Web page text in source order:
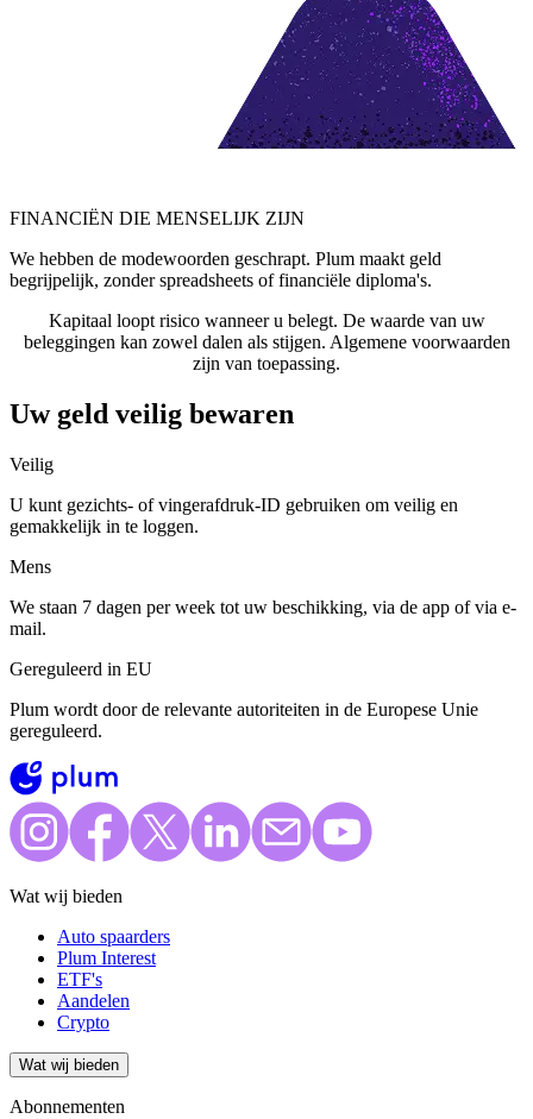
FINANCIËN DIE MENSELIJK ZIJN
We hebben de modewoorden geschrapt. Plum maakt geld
begrijpelijk, zonder spreadsheets of financiële diploma's.
Kapitaal loopt risico wanneer u belegt. De waarde van uw
beleggingen kan zowel dalen als stijgen. Algemene voorwaarden
zijn van toepassing.
Uw geld veilig bewaren
Veilig
U kunt gezichts- of vingerafdruk-ID gebruiken om veilig en
gemakkelijk in te loggen.
Mens
We staan 7 dagen per week tot uw beschikking, via de app of via e-
mail.
Gereguleerd in EU
Plum wordt door de relevante autoriteiten in de Europese Unie
gereguleerd.
Wat wij bieden
Auto spaarders
Plum Interest
ETF's
Aandelen
Crypto
Wat wij bieden
Abonnementen